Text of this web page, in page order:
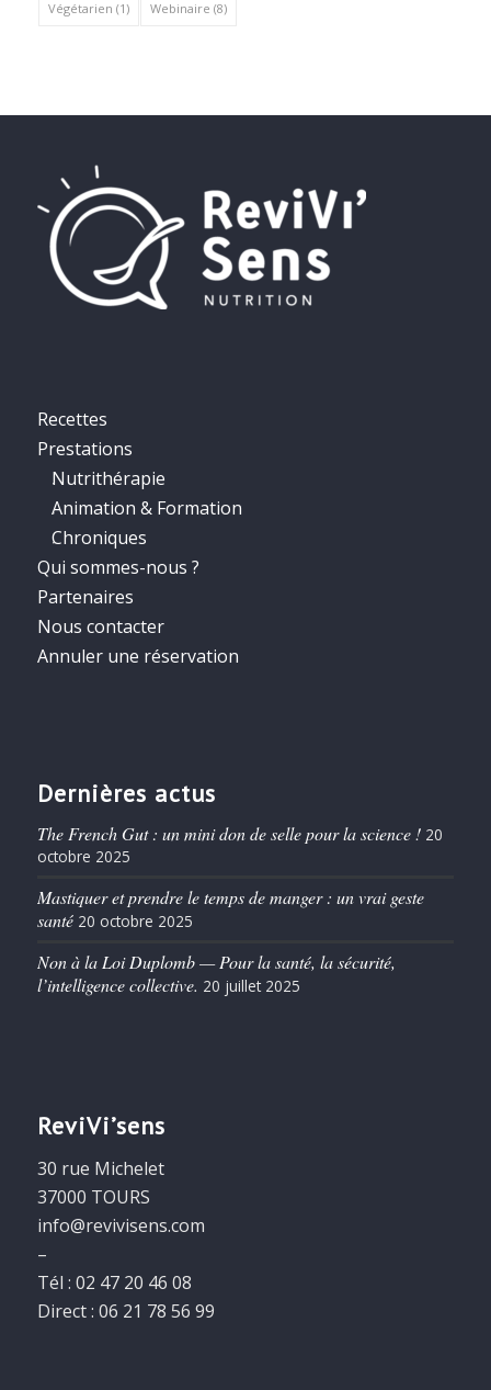
Végétarien (1) Webinaire (8)
Recettes
Prestations
Nutrithérapie
Animation & Formation
Chroniques
Qui sommes-nous ?
Partenaires
Nous contacter
Annuler une réservation
Dernières actus
The French Gut : un mini don de selle pour la science ! 20
octobre 2025
Mastiquer et prendre le temps de manger : un vrai geste
santé 20 octobre 2025
Non à la Loi Duplomb — Pour la santé, la sécurité,
l’intelligence collective. 20 juillet 2025
ReviVi’sens
30 rue Michelet
37000 TOURS
info@revivisens.com
–
Tél : 02 47 20 46 08
Direct : 06 21 78 56 99